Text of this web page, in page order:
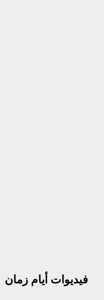
فيديوات أيام زمان